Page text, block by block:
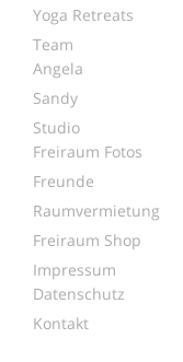
Yoga Retreats
Team
Angela
Sandy
Studio
Freiraum Fotos
Freunde
Raumvermietung
Freiraum Shop
Impressum
Datenschutz
Kontakt